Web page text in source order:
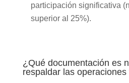
participación significativa
superior al 25%).
¿Qué documentación es
respaldar las